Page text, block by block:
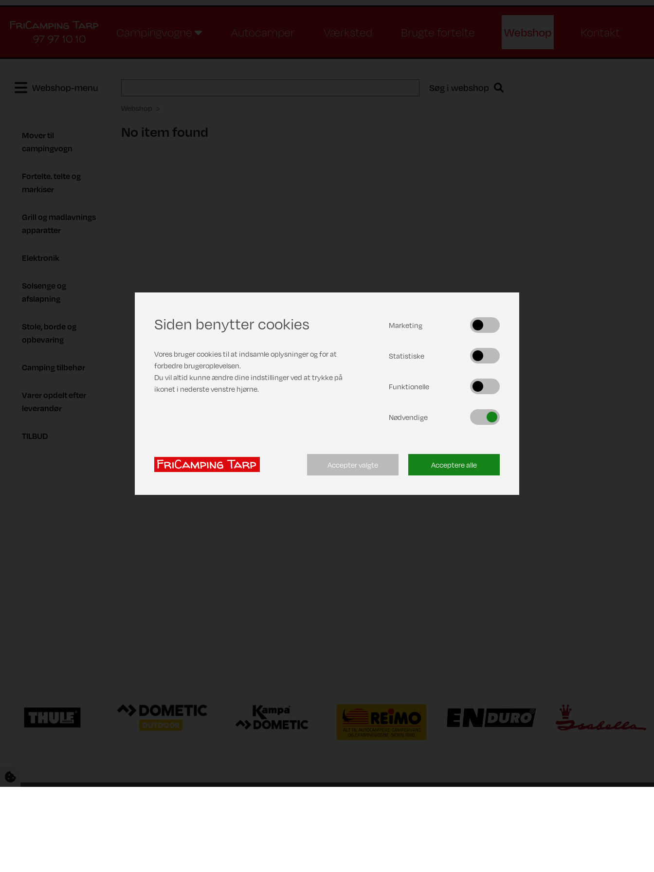
97 97 10 10
Campingvogne Autocamper Værksted Brugte fortelte Webshop Kontakt
Webshop-menu Søg i webshop
Webshop
Mover til
campingvogn
Fortelte. telte og
markiser
Grill og madlavnings
apparatter
Elektronik
Solsenge og
afslapning
Stole, borde og
opbevaring
Camping tilbehør
Varer opdelt efter
leverandør
TILBUD
No item found
Siden benytter cookies
Vores bruger cookies til at indsamle oplysninger og for at
forbedre brugeroplevelsen.
Du vil altid kunne ændre dine indstillinger ved at trykke på
ikonet i nederste venstre hjørne.
Marketing
Statistiske
Funktionelle
Nødvendige
Accepter valgte Acceptere alle